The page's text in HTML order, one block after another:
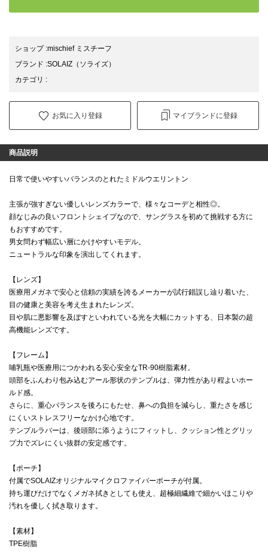
ショップ:mischief ミスチーフ
ブランド :SOLAIZ （ソライズ）
カテゴリ :
お気に入り登録 マイブランドに登録
商品説明
日常で使いやすいバランスのとれたミドルウエリントン
主張が強すぎない優しいレンズカラーで、様々なコーデと相性◎。
顔なじみの良いフロントシェイプなので、サングラスを初めて挑戦する方に
もおすすめです。
男女問わず幅広い層にかけやすいモデル。
ニュートラルな印象を演出してくれます。
【レンズ】
医療用メガネで安心と信頼の実績を誇るメーカーが試行錯誤し辿り着いた、
目の健康と美容を考え生まれたレンズ。
目や肌に悪影響を及ぼすといわれている光を大幅にカットする、日本製の超
高機能レンズです。
【フレーム】
哺乳瓶や医療用につかわれる安心安全なTR-90樹脂素材。
頭部をふんわり包み込むアール形状のテンプルは、弾力性があり程よいホー
ルド感。
さらに、重心バランスを後ろにもたせ、鼻への負担を減らし、重たさを感じ
にくいストレスフリーなかけ心地です。
テンプルラバーは、後頭部に添うようにフィットし、クッション性とグリッ
プ力でズレにくい抜群の安定感です。
【ポーチ】
付属でSOLAIZオリジナルマイクロファイバーポーチが付属。
持ち運びだけでなくメガネ拭きとしても使え、超極細繊維で細かいほこりや
汚れを優しく拭き取ります。
【素材】
TPE樹脂